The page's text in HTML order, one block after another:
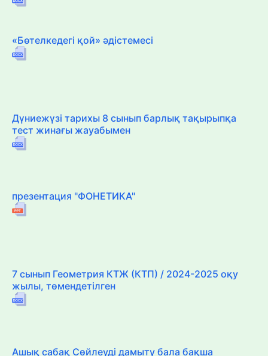
«Бөтелкедегі қой» әдістемесі
Дүниежүзі тарихы 8 сынып барлық тақырыпқа
тест жинағы жауабымен
презентация "ФОНЕТИКА"
7 сынып Геометрия КТЖ (КТП) / 2024-2025 оқу
жылы, төмендетілген
Ашық сабақ Сөйлеуді дамыту бала бақша